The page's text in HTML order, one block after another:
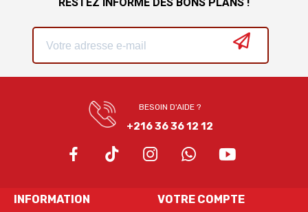
BESOIN D'AIDE ?
+216 36 36 12 12
INFORMATION VOTRE COMPTE